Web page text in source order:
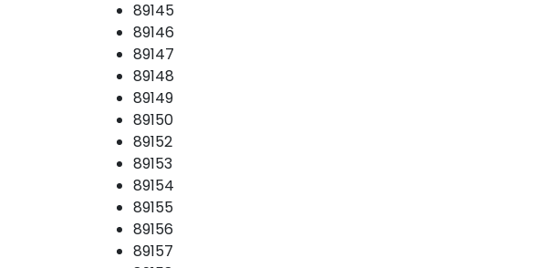
89145
89146
89147
89148
89149
89150
89152
89153
89154
89155
89156
89157